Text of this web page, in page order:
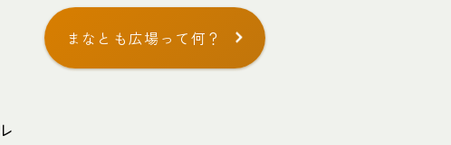
まなとも広場って何？